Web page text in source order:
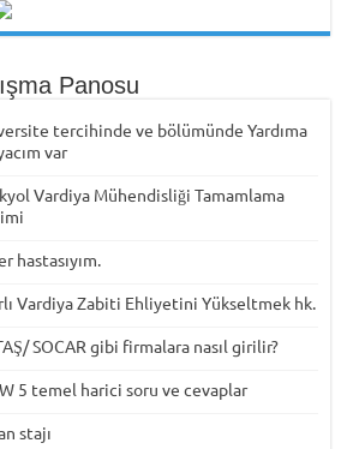
Panosu
tercihinde ve bölümünde Yardıma
var
Vardiya Mühendisliği Tamamlama
hastasıyım.
Vardiya Zabiti Ehliyetini Yükseltmek hk.
SOCAR gibi firmalara nasıl girilir?
5 temel harici soru ve cevaplar
stajı